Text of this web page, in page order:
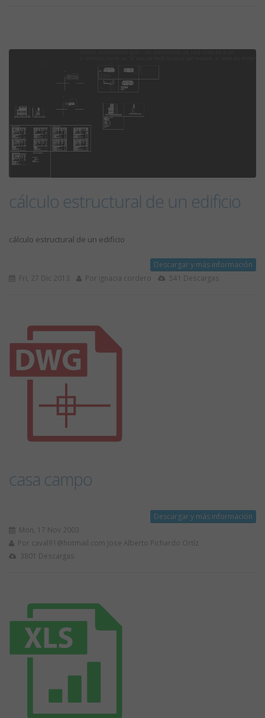
cálculo estructural de un edificio
cálculo estructural de un edificio
Descargar y más información
Fri, 27 Dic 2013 Por ignacia cordero 541 Descargas
casa campo
Descargar y más información
Mon, 17 Nov 2003
Por caval91@hotmail.com Jose Alberto Pichardo Ortíz
3801 Descargas